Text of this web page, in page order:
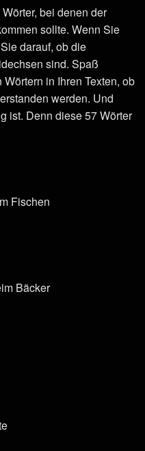
bei denen der
sollte. Wenn Sie
darauf, ob die
sind. Spaß
in Ihren Texten, ob
werden. Und
ist. Denn diese 57 Wörter
Fischen
Bäcker